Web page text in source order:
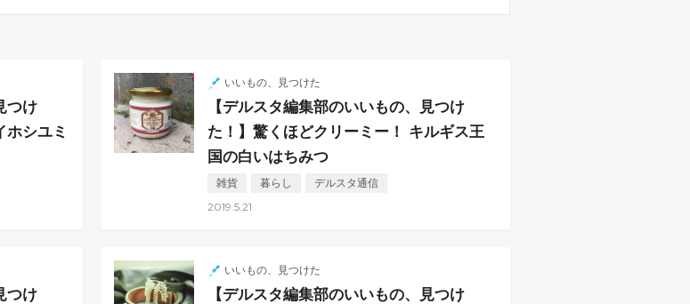
つけ
ホシユミ
いいもの、見つけた
【デルスタ編集部のいいもの、見つけ
た！】驚くほどクリーミー！ キルギス王
国の白いはちみつ
雑貨 暮らし
デルスタ通信
2019.5.21
つけ
いいもの、見つけた
【デルスタ編集部のいいもの、見つけ